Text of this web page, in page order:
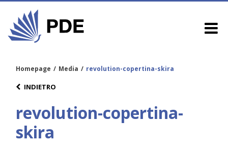
Homepage / Media / revolution-copertina-skira
INDIETRO
revolution-copertina-
skira